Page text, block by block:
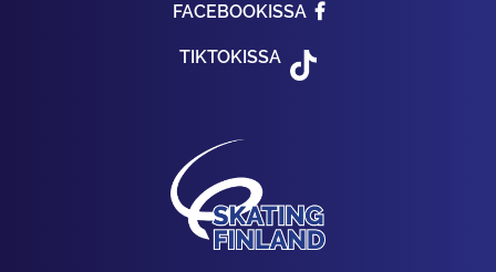
FACEBOOKISSA
TIKTOKISSA